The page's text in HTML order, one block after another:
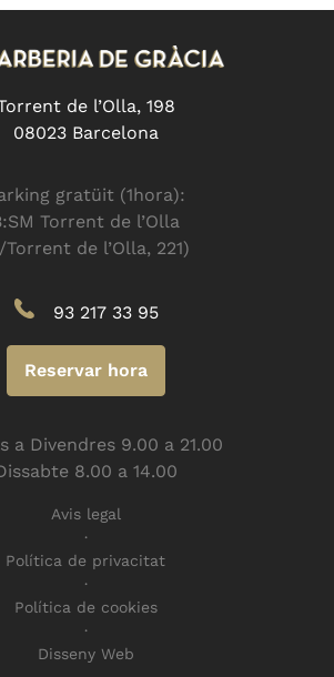
de l’Olla, 198
08023 Barcelona
gratüit (1hora):
Torrent de l’Olla
Torrent de l’Olla, 221)
93 217 33 95
Reservar hora
a Divendres 9.00 a 21.00
8.00 a 14.00
Avis legal
Política de privacitat
Política de cookies
Disseny Web